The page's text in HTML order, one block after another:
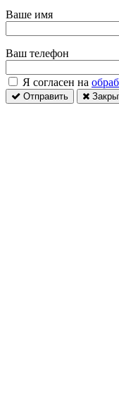
Ваше имя
Ваш телефон
Я согласен на
Отправить